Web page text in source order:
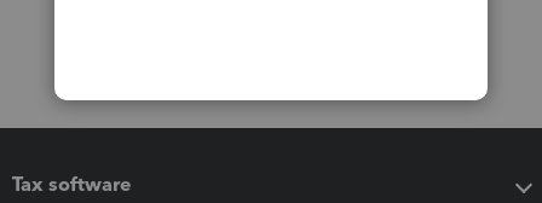
Tax software